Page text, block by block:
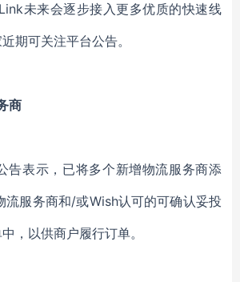
未来会逐步接入更多优质的快速线
期可关注平台公告。
商
告表示，已将多个新增物流服务商添
流服务商和/或Wish认可的可确认妥投
，以供商户履行订单。